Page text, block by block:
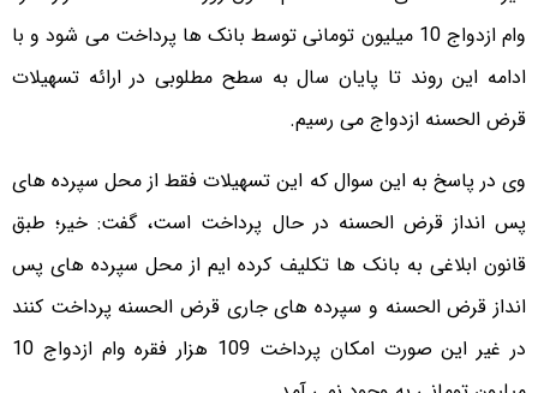
وام ازدواج 10 میلیون تومانی توسط بانک ها پرداخت می شود و با
ادامه این روند تا پایان سال به سطح مطلوبی در ارائه تسهیلات
قرض الحسنه ازدواج می رسیم.
وی در پاسخ به این سوال که این تسهیلات فقط از محل سپرده های
پس انداز قرض الحسنه در حال پرداخت است، گفت: خیر؛ طبق
قانون ابلاغی به بانک ها تکلیف کرده ایم از محل سپرده های پس
انداز قرض الحسنه و سپرده های جاری قرض الحسنه پرداخت کنند
در غیر این صورت امکان پرداخت 109 هزار فقره وام ازدواج 10